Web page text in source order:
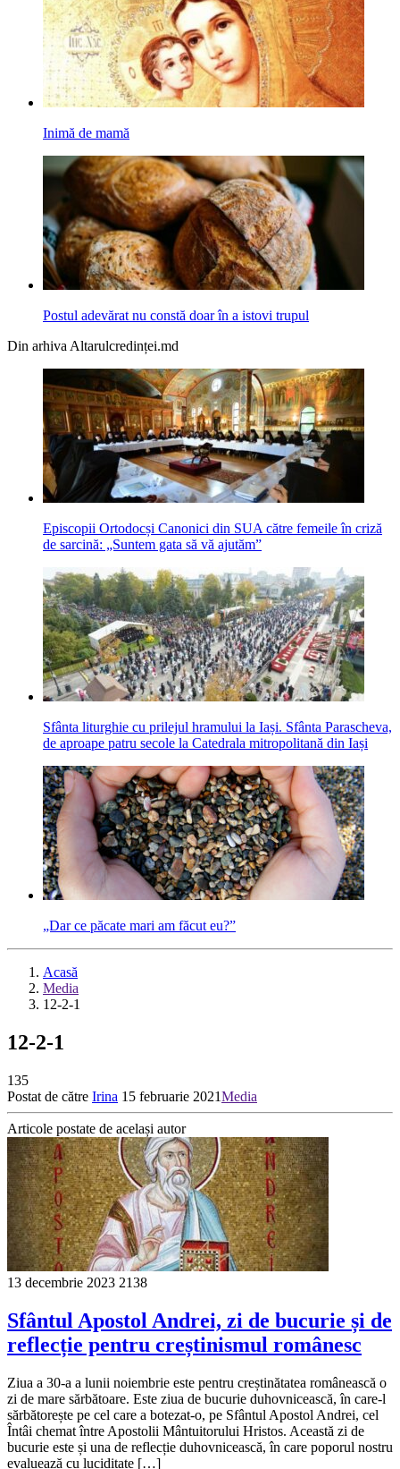
Inimă de mamă
Postul adevărat nu constă doar în a istovi trupul
Din arhiva Altarulcredinței.md
Episcopii Ortodocși Canonici din SUA către femeile în criză
de sarcină: „Suntem gata să vă ajutăm”
Sfânta liturghie cu prilejul hramului la Iași. Sfânta Parascheva,
de aproape patru secole la Catedrala mitropolitană din Iași
„Dar ce păcate mari am făcut eu?”
Acasă
Media
12-2-1
12-2-1
135
Postat de către Irina 15 februarie 2021Media
Articole postate de același autor
13 decembrie 2023 2138
Sfântul Apostol Andrei, zi de bucurie și de
reflecție pentru creștinismul românesc
Ziua a 30-a a lunii noiembrie este pentru creștinătatea românească o
zi de mare sărbătoare. Este ziua de bucurie duhovnicească, în care-l
sărbătorește pe cel care a botezat-o, pe Sfântul Apostol Andrei, cel
Întâi chemat între Apostolii Mântuitorului Hristos. Această zi de
bucurie este și una de reflecție duhovnicească, în care poporul nostru
evaluează cu luciditate […]